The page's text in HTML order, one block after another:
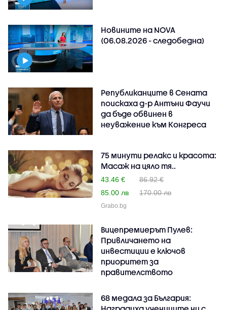
Новините на NOVA
(06.08.2026 - следобедна)
Републиканците в Сената
поискаха д-р Антъни Фаучи
да бъде обвинен в
неуважение към Конгреса
75 минути релакс и красота:
Масаж на цяло тя..
43.46 €
86.92 €
85.00 лв
170.00 лв
Grabo.bg
Вицепремиерът Пулев:
Привличането на
инвестиции е ключов
приоритет за
правителството
68 медала за България: